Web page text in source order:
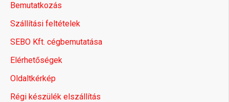
Bemutatkozás
Szállítási feltételek
SEBO Kft. cégbemutatása
Elérhetőségek
Oldaltkérkép
Régi készülék elszállítás